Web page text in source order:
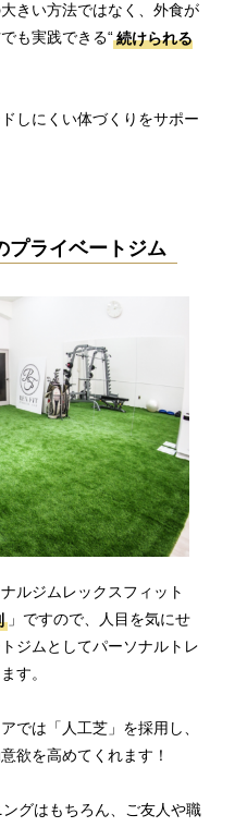
きい方法ではなく、外食が
も実践できる“続けられる
しにくい体づくりをサポー
ライベートジム
ルジムレックスフィット
」ですので、人目を気にせ
ジムとしてパーソナルトレ
す。
では「人工芝」を採用し、
欲を高めてくれます！
グはもちろん、ご友人や職